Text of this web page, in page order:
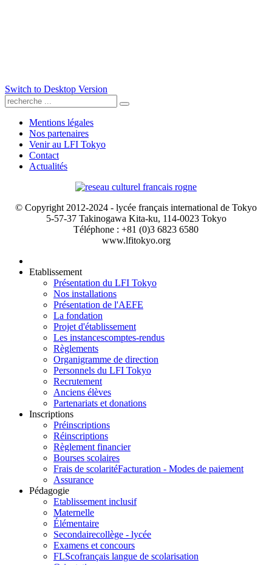
Switch to Desktop Version
Mentions légales
Nos partenaires
Venir au LFI Tokyo
Contact
Actualités
© Copyright 2012-2024 - lycée français international de Tokyo
5-57-37 Takinogawa Kita-ku, 114-0023 Tokyo
Téléphone : +81 (0)3 6823 6580
www.lfitokyo.org
Etablissement
Présentation du LFI Tokyo
Nos installations
Présentation de l'AEFE
La fondation
Projet d'établissement
Les instancescomptes-rendus
Règlements
Organigramme de direction
Personnels du LFI Tokyo
Recrutement
Anciens élèves
Partenariats et donations
Inscriptions
Préinscriptions
Réinscriptions
Règlement financier
Bourses scolaires
Frais de scolaritéFacturation - Modes de paiement
Assurance
Pédagogie
Etablissement inclusif
Maternelle
Élémentaire
Secondairecollège - lycée
Examens et concours
FLScofrançais langue de scolarisation